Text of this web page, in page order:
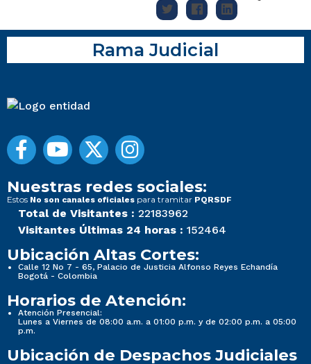
Rama Judicial
Nuestras redes sociales:
Estos No son canales oficiales para tramitar PQRSDF
Total de Visitantes : 22183962
Visitantes Últimas 24 horas : 152464
Ubicación Altas Cortes:
Calle 12 No 7 - 65, Palacio de Justicia Alfonso Reyes Echandía
Bogotá - Colombia
Horarios de Atención:
Atención Presencial:
Lunes a Viernes de 08:00 a.m. a 01:00 p.m. y de 02:00 p.m. a 05:00
p.m.
Ubicación de Despachos Judiciales